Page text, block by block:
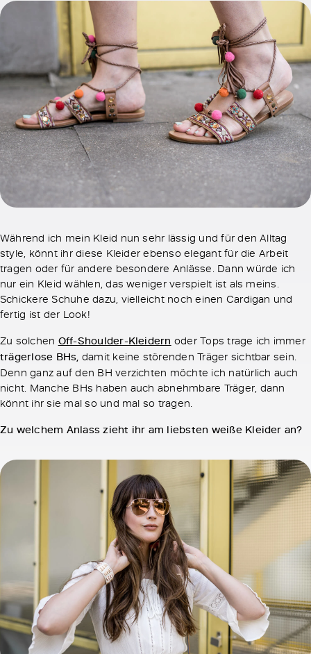
Während ich mein Kleid nun sehr lässig und für den Alltag
style, könnt ihr diese Kleider ebenso elegant für die Arbeit
tragen oder für andere besondere Anlässe. Dann würde ich
nur ein Kleid wählen, das weniger verspielt ist als meins.
Schickere Schuhe dazu, vielleicht noch einen Cardigan und
fertig ist der Look!
Zu solchen Off-Shoulder-Kleidern oder Tops trage ich immer
trägerlose BHs, damit keine störenden Träger sichtbar sein.
Denn ganz auf den BH verzichten möchte ich natürlich auch
nicht. Manche BHs haben auch abnehmbare Träger, dann
könnt ihr sie mal so und mal so tragen.
Zu welchem Anlass zieht ihr am liebsten weiße Kleider an?